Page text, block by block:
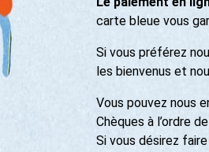
carte bleue vous
Si vous préférez
les bienvenus et
Vous pouvez nous
Chèques à l’ordre
Si vous désirez